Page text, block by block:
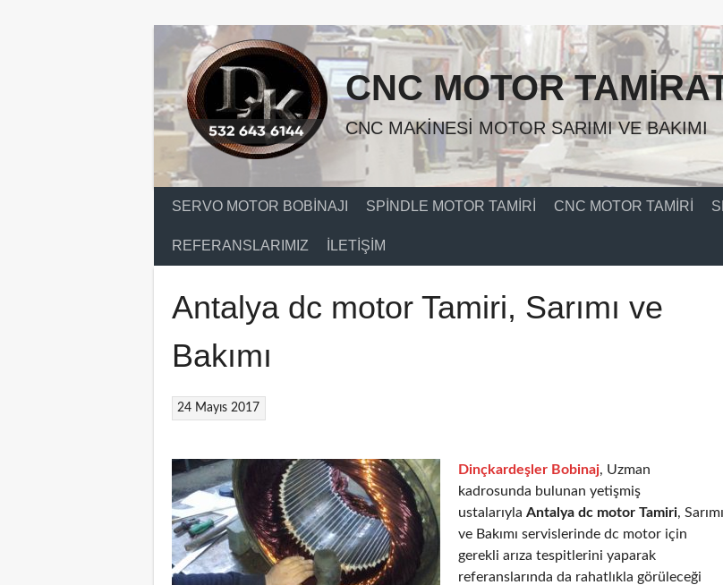
CNC MOTOR
CNC MAKINESI MOTOR SARIMI VE BAKIMI
SERVO MOTOR BOBINAJI SPINDLE MOTOR TAMIRI CNC MOTOR TAMIRI
REFERANSLARIMIZ İLETIŞIM
Antalya dc motor Tamiri, Sarımı ve
Bakımı
24 Mayıs 2017
Dinçkardeşler Bobinaj, Uzman
kadrosunda bulunan yetişmiş
ustalarıyla Antalya dc motor Tamiri, Sarımı
ve Bakımı servislerinde dc motor için
gerekli arıza tespitlerini yaparak
referanslarında da rahatlıkla görüleceği